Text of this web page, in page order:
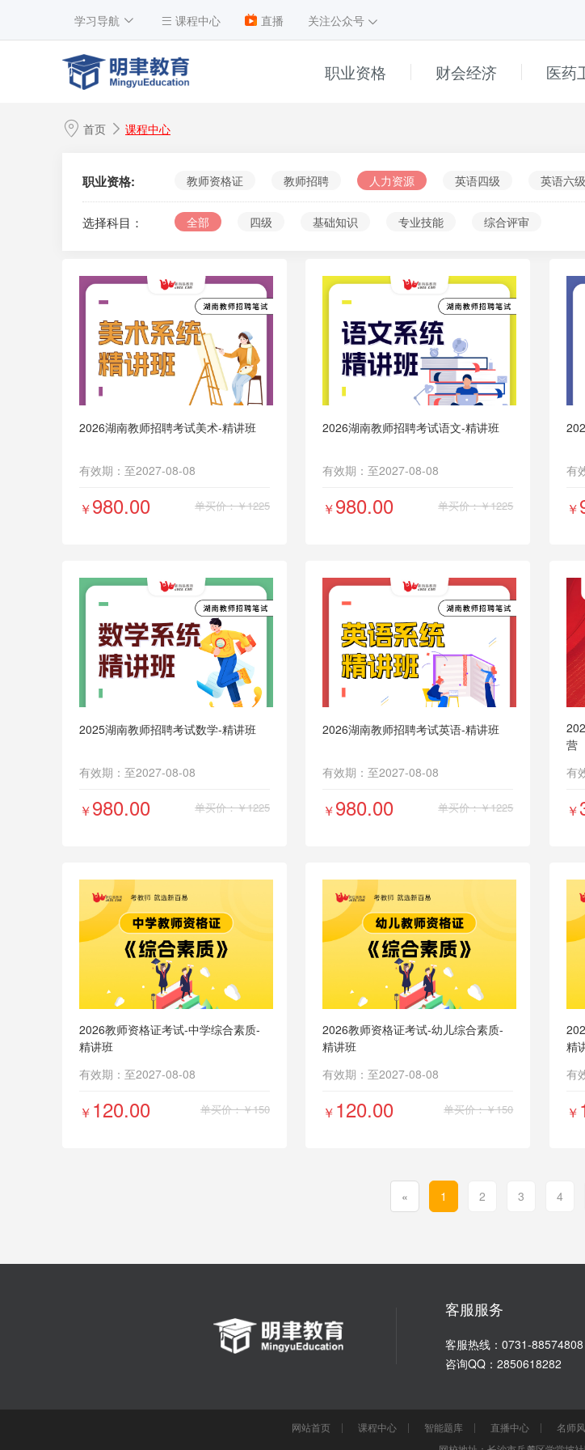
学习导航 课程中心 直播 关注公众号
高中
4 初中
5
8 ______
9 真题解析
10 考编第一课
职业资格 财会经济 医药
首页 课程中心
职业资格: 教师资格证 教师招聘 人力资源 英语四级 英语六级
选择科目： 全部 四级 基础知识 专业技能 综合评审
2026湖南教师招聘考试美术-精讲班
有效期：至2027-08-08
￥980.00 单买价：￥1225
2026湖南教师招聘考试语文-精讲班
有效期：至2027-08-08
￥980.00 单买价：￥1225
有
￥
2025湖南教师招聘考试数学-精讲班
有效期：至2027-08-08
￥980.00 单买价：￥1225
2026湖南教师招聘考试英语-精讲班
有效期：至2027-08-08
￥980.00 单买价：￥1225
营
有
￥
2026教师资格证考试-中学综合素质-
精讲班
有效期：至2027-08-08
￥ 120.00 单买价：￥150
2026教师资格证考试-幼儿综合素质-
精讲班
有效期：至2027-08-08
￥ 120.00 单买价：￥150
精
有
￥
« 1 2 3 4
客服服务
客服热线：0731-88574808
咨询QQ：2850618282
网站首页 课程中心 智能题库 直播中心 名师